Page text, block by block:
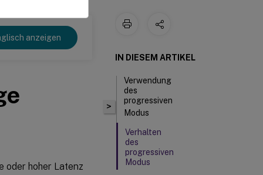
anzeigen
oder hoher Latenz
>
IN DIESEM ARTIKEL
Verwendung
des
progressiven
Modus
Verhalten
des
progressiven
Modus